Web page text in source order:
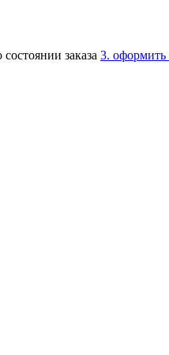
состоянии заказа 3. оформить